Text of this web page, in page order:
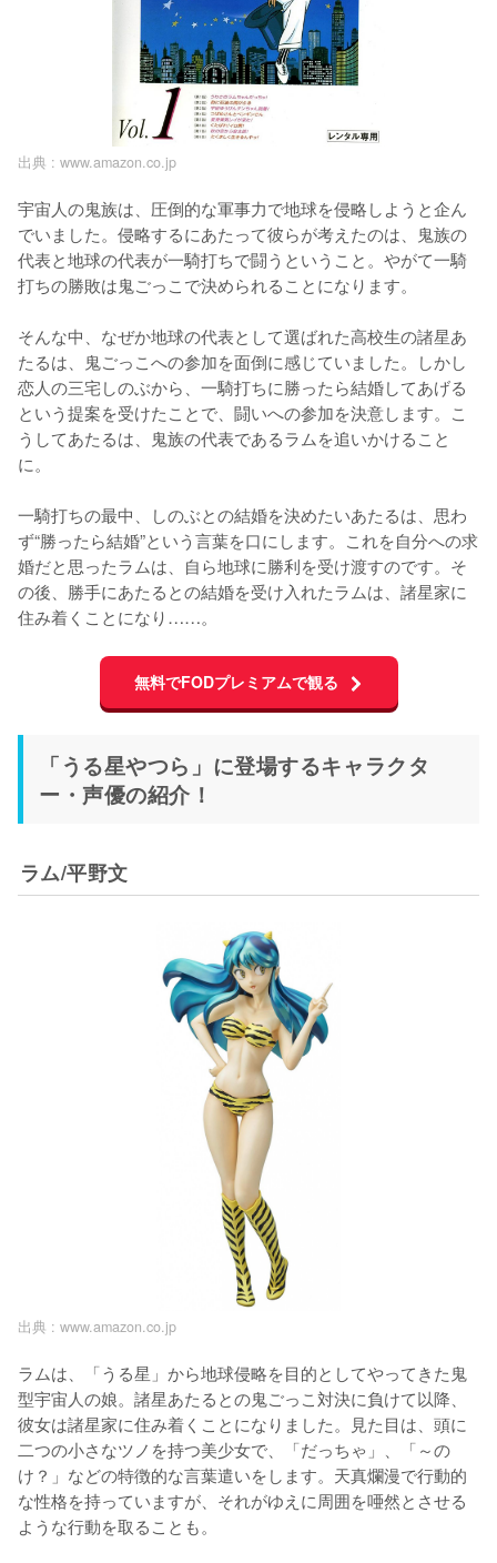
出典 : www.amazon.co.jp
宇宙人の鬼族は、圧倒的な軍事力で地球を侵略しようと企ん
でいました。侵略するにあたって彼らが考えたのは、鬼族の
代表と地球の代表が一騎打ちで闘うということ。やがて一騎
打ちの勝敗は鬼ごっこで決められることになります。
そんな中、なぜか地球の代表として選ばれた高校生の諸星あ
たるは、鬼ごっこへの参加を面倒に感じていました。しかし
恋人の三宅しのぶから、一騎打ちに勝ったら結婚してあげる
という提案を受けたことで、闘いへの参加を決意します。こ
うしてあたるは、鬼族の代表であるラムを追いかけること
に。
一騎打ちの最中、しのぶとの結婚を決めたいあたるは、思わ
ず“勝ったら結婚”という言葉を口にします。これを自分への求
婚だと思ったラムは、自ら地球に勝利を受け渡すのです。そ
の後、勝手にあたるとの結婚を受け入れたラムは、諸星家に
住み着くことになり……。
無料でFODプレミアムで観る
「うる星やつら」に登場するキャラクタ
ー・声優の紹介！
ラム/平野文
出典 : www.amazon.co.jp
ラムは、「うる星」から地球侵略を目的としてやってきた鬼
型宇宙人の娘。諸星あたるとの鬼ごっこ対決に負けて以降、
彼女は諸星家に住み着くことになりました。見た目は、頭に
二つの小さなツノを持つ美少女で、「だっちゃ」、「～の
け？」などの特徴的な言葉遣いをします。天真爛漫で行動的
な性格を持っていますが、それがゆえに周囲を唖然とさせる
ような行動を取ることも。